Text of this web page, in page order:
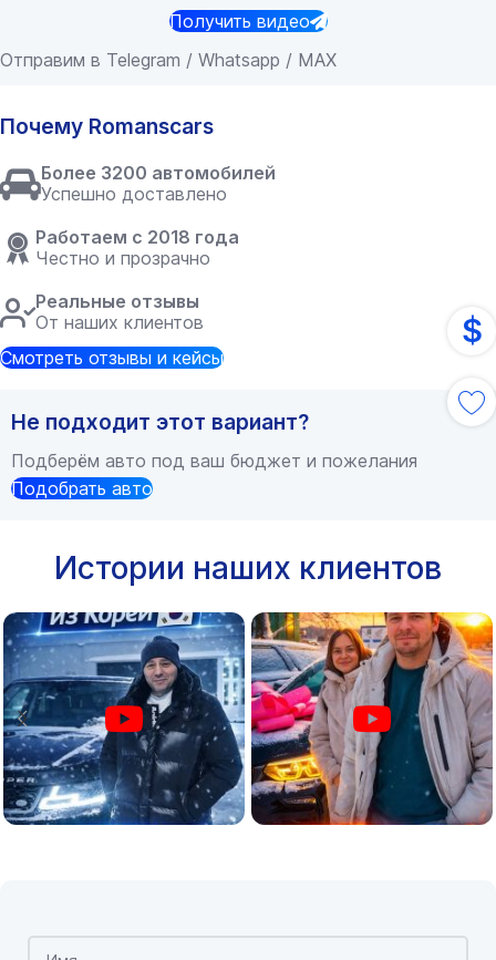
Получить видео
Отправим в Telegram / Whatsapp / MAX
Почему Romanscars
Более 3200 автомобилей
Успешно доставлено
Работаем с 2018 года
Честно и прозрачно
Реальные отзывы
От наших клиентов
Смотреть отзывы и кейсы
Не подходит этот вариант?
Подберём авто под ваш бюджет и пожелания
Подобрать авто
Истории наших клиентов
$